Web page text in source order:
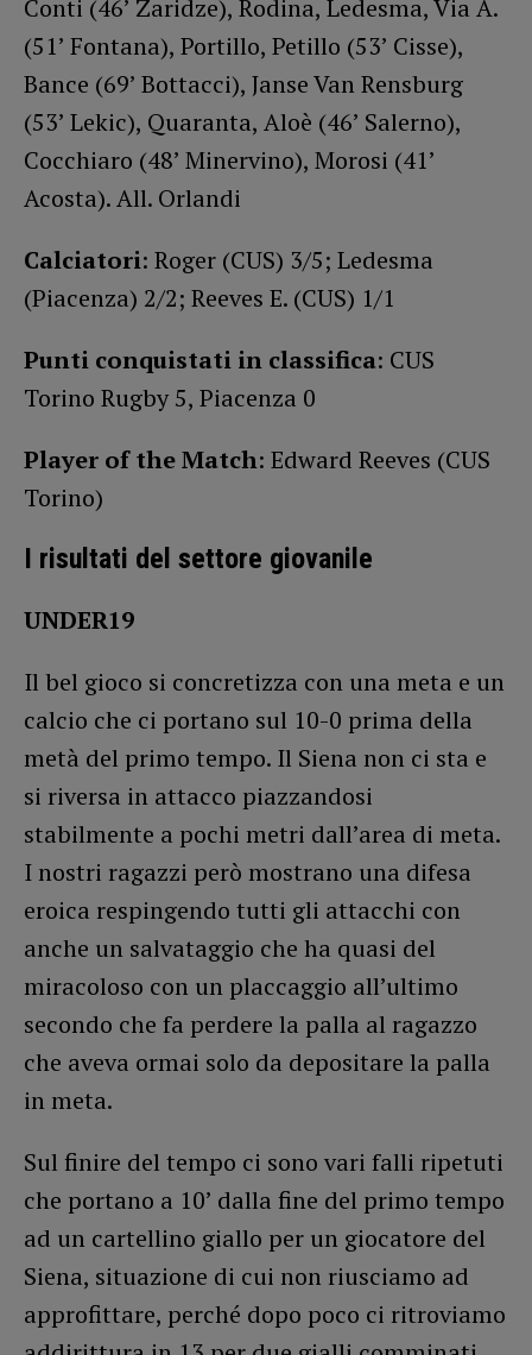
Conti (46’ Zaridze), Rodina, Ledesma, Via A.
(51’ Fontana), Portillo, Petillo (53’ Cisse),
Bance (69’ Bottacci), Janse Van Rensburg
(53’ Lekic), Quaranta, Aloè (46’ Salerno),
Cocchiaro (48’ Minervino), Morosi (41’
Acosta). All. Orlandi
Calciatori: Roger (CUS) 3/5; Ledesma
(Piacenza) 2/2; Reeves E. (CUS) 1/1
Punti conquistati in classifica: CUS
Torino Rugby 5, Piacenza 0
Player of the Match: Edward Reeves (CUS
Torino)
I risultati del settore giovanile
UNDER19
Il bel gioco si concretizza con una meta e un
calcio che ci portano sul 10-0 prima della
metà del primo tempo. Il Siena non ci sta e
si riversa in attacco piazzandosi
stabilmente a pochi metri dall’area di meta.
I nostri ragazzi però mostrano una difesa
eroica respingendo tutti gli attacchi con
anche un salvataggio che ha quasi del
miracoloso con un placcaggio all’ultimo
secondo che fa perdere la palla al ragazzo
che aveva ormai solo da depositare la palla
in meta.
Sul finire del tempo ci sono vari falli ripetuti
che portano a 10’ dalla fine del primo tempo
ad un cartellino giallo per un giocatore del
Siena, situazione di cui non riusciamo ad
approfittare, perché dopo poco ci ritroviamo